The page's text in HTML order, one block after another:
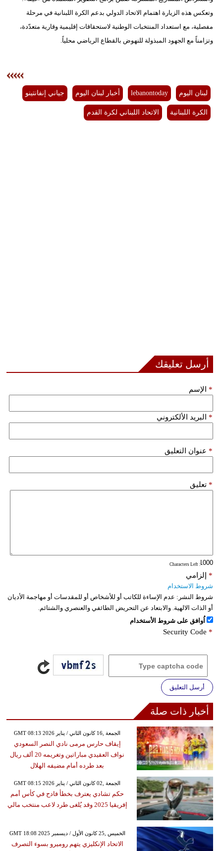
وتعكس هذه الزيارة اهتمام الاتحاد الدولي بدعم الكرة اللبنانية في مرحلة
مفصلية، مع استعداد المنتخبات الوطنية لاستحقاقات إقليمية وقارية متعدّدة،
وتزامناً مع الجهود المبذولة للنهوض بالقطاع الرياضي محلياً.
لبنان اليوم lebanontoday أخبار لبنان اليوم جياني إنفانتينو
الكرة اللبنانية الاتحاد اللبناني لكرة القدم
أرسل تعليقك
الإسم *
البريد الألكتروني *
عنوان التعليق *
تعليق *
: Characters Left
إلزامي *
شروط الاستخدام
شروط النشر: عدم الإساءة للكاتب أو للأشخاص أو للمقدسات أو مهاجمة الأديان
أو الذات الالهية. والابتعاد عن التحريض الطائفي والعنصري والشتائم.
اُوافق على شروط الأستخدام
Security Code *
أرسل التعليق
أخبار ذات صلة
GMT 08:13 2026 الجمعة ,16 كانون الثاني / يناير
إيقاف حارس مرمى نادي النصر السعودي
نواف العقيدي مباراتين وتغريمه 20 ألف ريال
بعد طرده أمام مضيفه الهلال
GMT 08:15 2026 الجمعة ,02 كانون الثاني / يناير
حكم تشادي يعترف بخطأ فادح في كأس أمم
إفريقيا 2025 وقد يُلغى طرد لاعب منتخب مالي
GMT 18:08 2025 الخميس ,25 كانون الأول / ديسمبر
الاتحاد الإنكليزي يتهم روميرو بسوء التصرف